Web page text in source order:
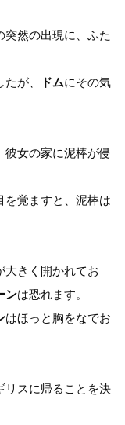
突然の出現に、ふた
が、 ドムにその気
彼女の家に泥棒が侵
を覚ますと、泥棒は
大きく開かれてお
ンは恐れます。
はほっと胸をなでお
リスに帰ることを決